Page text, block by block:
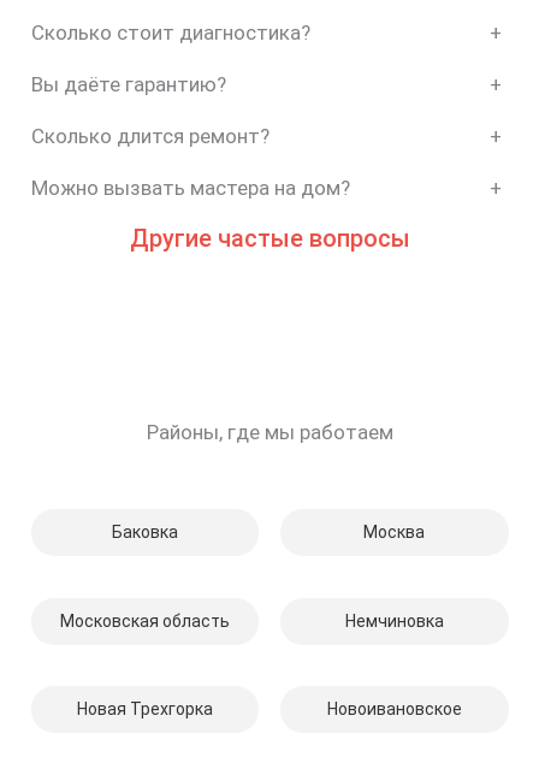
Сколько стоит диагностика? +
Вы даёте гарантию? +
Сколько длится ремонт? +
Можно вызвать мастера на дом? +
Другие частые вопросы
Районы, где мы работаем
Баковка Москва
Московская область Немчиновка
Новая Трехгорка Новоивановское